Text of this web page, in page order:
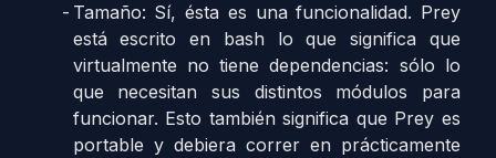
Tamaño: Sí, ésta es una funcionalidad. Prey
está escrito en bash lo que significa que
virtualmente no tiene dependencias: sólo lo
que necesitan sus distintos módulos para
funcionar. Esto también significa que Prey es
portable y debiera correr en prácticamente